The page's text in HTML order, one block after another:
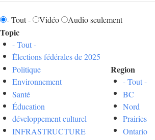
- Tout - Vidéo Audio seulement
Topic
- Tout -
Élections fédérales de 2025
Politique
Environnement
Santé
Éducation
développement culturel
INFRASTRUCTURE
Region
- Tout -
BC
Nord
Prairies
Ontario